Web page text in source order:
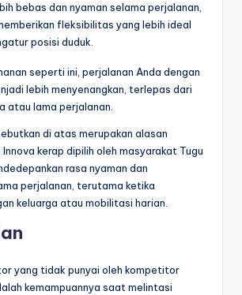
bebas dan nyaman selama perjalanan,
fleksibilitas yang lebih ideal
posisi duduk.
seperti ini, perjalanan Anda dengan
lebih menyenangkan, terlepas dari
atau lama perjalanan.
di atas merupakan alasan
kerap dipilih oleh masyarakat Tugu
rasa nyaman dan
perjalanan, terutama ketika
keluarga atau mobilitasi harian.
yang tidak punyai oleh kompetitor
kemampuannya saat melintasi